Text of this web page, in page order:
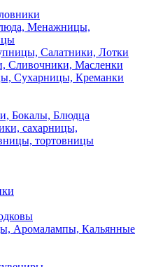
Менажницы,
Салатники, Лотки
Сливочники, Масленки
Сухарницы, Креманки
Бокалы, Блюдца
сахарницы,
тортовницы
Аромалампы, Кальянные